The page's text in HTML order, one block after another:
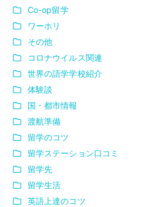
Co-op留学
ワーホリ
その他
コロナウイルス関連
世界の語学学校紹介
体験談
国・都市情報
渡航準備
留学のコツ
留学ステーション口コミ
留学先
留学生活
英語上達のコツ